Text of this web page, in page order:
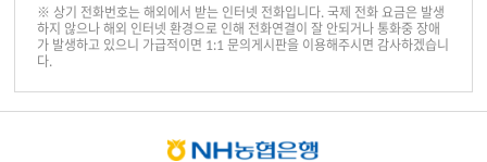
※ 상기 전화번호는 해외에서 받는 인터넷 전화입니다. 국제 전화 요금은 발생
하지 않으나 해외 인터넷 환경으로 인해 전화연결이 잘 안되거나 통화중 장애
가 발생하고 있으니 가급적이면 1:1 문의게시판을 이용해주시면 감사하겠습니
다.